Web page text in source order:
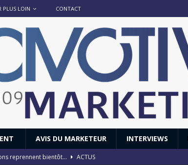
PLUS LOIN CONTACT
AVIS DU MARKETEUR INTERVIEWS
reprennent bientôt…
ACTUS